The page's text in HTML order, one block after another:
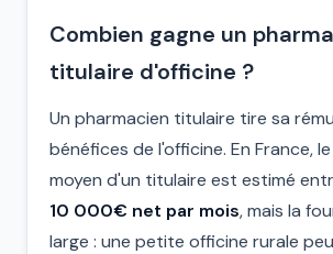
Combien gagne un
titulaire d'officine ?
Un pharmacien titulaire tire sa
bénéfices de l'officine. En France,
moyen d'un titulaire est estimé
10 000€ net par mois, mais la
large : une petite officine rurale